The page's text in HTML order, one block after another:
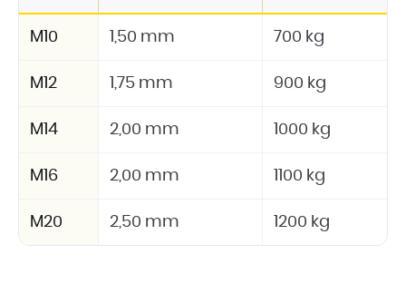
M10 1,50 mm 700 kg
M12 1,75 mm 900 kg
M14 2,00 mm 1000 kg
M16 2,00 mm 1100 kg
M20 2,50 mm 1200 kg